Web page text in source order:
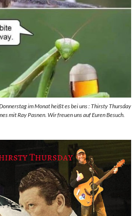
im Monat heißt es bei uns : Thirsty Thursday
mit Ray Pasnen. Wir freuen uns auf Euren Besuch.